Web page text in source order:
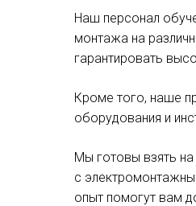
Наш персонал
монтажа на
гарантировать
Кроме того, наше
оборудования и
Мы готовы взять
с
опыт помогут вам